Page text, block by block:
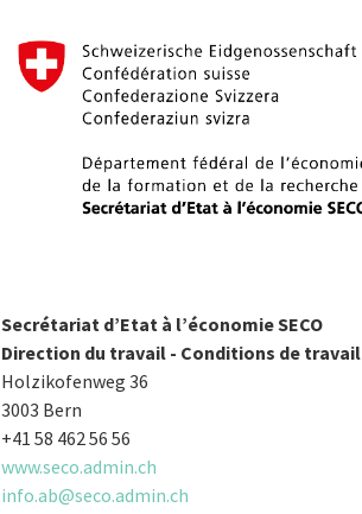
Secrétariat d’Etat à l’économie SECO
Direction du travail - Conditions de travail
Holzikofenweg 36
3003 Bern
+41 58 462 56 56
www.seco.admin.ch
info.ab@seco.admin.ch